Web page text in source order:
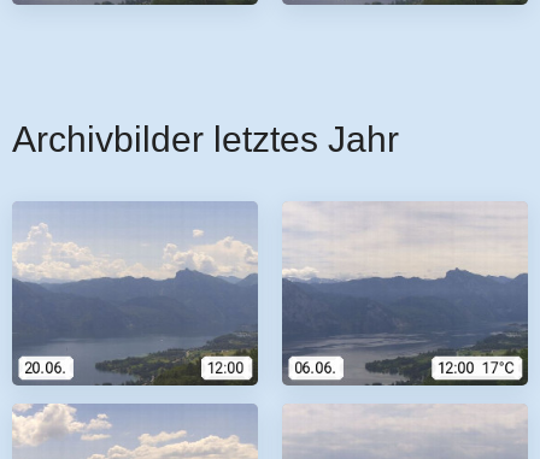
Archivbilder letztes Jahr